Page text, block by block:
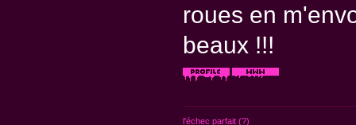
roues en
beaux !!!
l'échec parfait (?)